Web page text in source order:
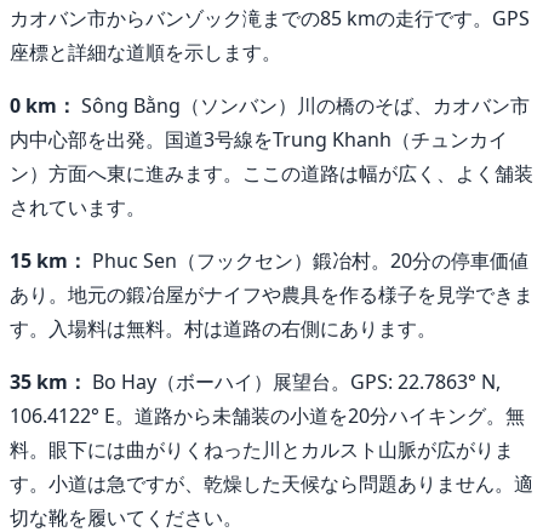
カオバン市からバンゾック滝までの85 kmの走行です。GPS
座標と詳細な道順を示します。
0 km： Sông Bằng（ソンバン）川の橋のそば、カオバン市
内中心部を出発。国道3号線をTrung Khanh（チュンカイ
ン）方面へ東に進みます。ここの道路は幅が広く、よく舗装
されています。
15 km： Phuc Sen（フックセン）鍛冶村。20分の停車価値
あり。地元の鍛冶屋がナイフや農具を作る様子を見学できま
す。入場料は無料。村は道路の右側にあります。
35 km： Bo Hay（ボーハイ）展望台。GPS: 22.7863° N,
106.4122° E。道路から未舗装の小道を20分ハイキング。無
料。眼下には曲がりくねった川とカルスト山脈が広がりま
す。小道は急ですが、乾燥した天候なら問題ありません。適
切な靴を履いてください。